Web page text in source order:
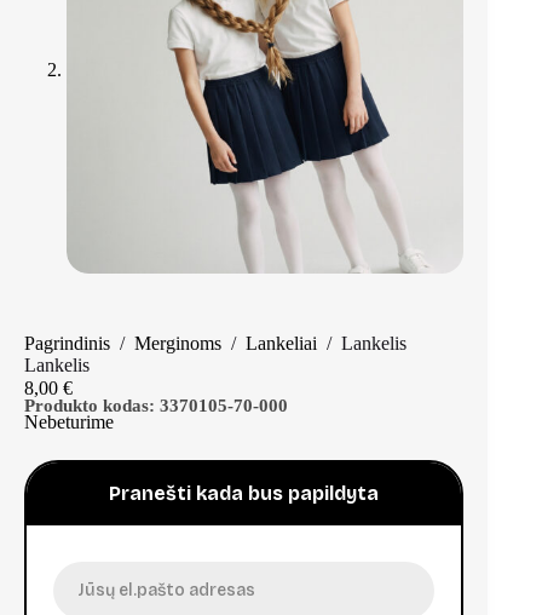
Pagrindinis / Merginoms / Lankeliai / Lankelis
Lankelis
Produkto kodas: 3370105-70-000
8,00 €
Nebeturime
Pranešti kada bus papildyta